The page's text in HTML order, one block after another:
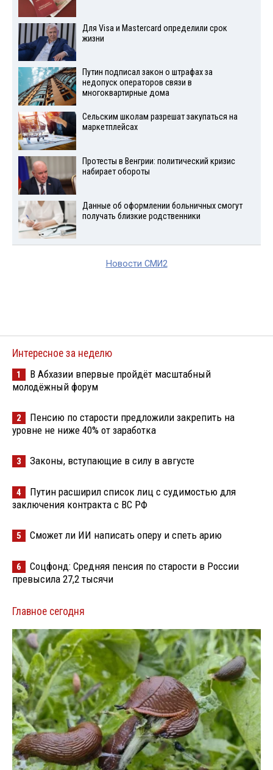
Для Visа и Mastercard определили срок
жизни
Путин подписал закон о штрафах за
недопуск операторов связи в
многоквартирные дома
Сельским школам разрешат закупаться на
маркетплейсах
Протесты в Венгрии: политический кризис
набирает обороты
Данные об оформлении больничных смогут
получать близкие родственники
Новости СМИ2
Интересное за неделю
1
В Абхазии впервые пройдёт масштабный
молодёжный форум
2
Пенсию по старости предложили закрепить на
уровне не ниже 40% от заработка
3 Законы, вступающие в силу в августе
4
Путин расширил список лиц с судимостью для
заключения контракта с ВС РФ
5 Сможет ли ИИ написать оперу и спеть арию
6
Соцфонд: Средняя пенсия по старости в России
превысила 27,2 тысячи
Главное сегодня